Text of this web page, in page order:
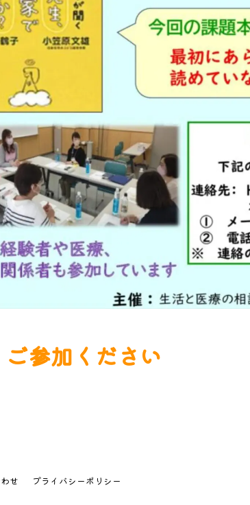
参加ください
せ プライバシーポリシー